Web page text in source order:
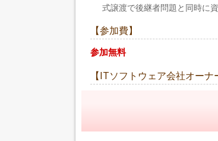
式譲渡で後継者問題と同時に
【参加費】
参加無料
【ITソフトウェア会社オー